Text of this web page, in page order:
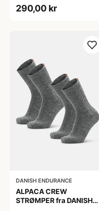
Mørkegrå/Lysegrå, 35-
290,00 kr
DANISH ENDURANCE
ALPACA CREW
STRØMPER fra DANISH